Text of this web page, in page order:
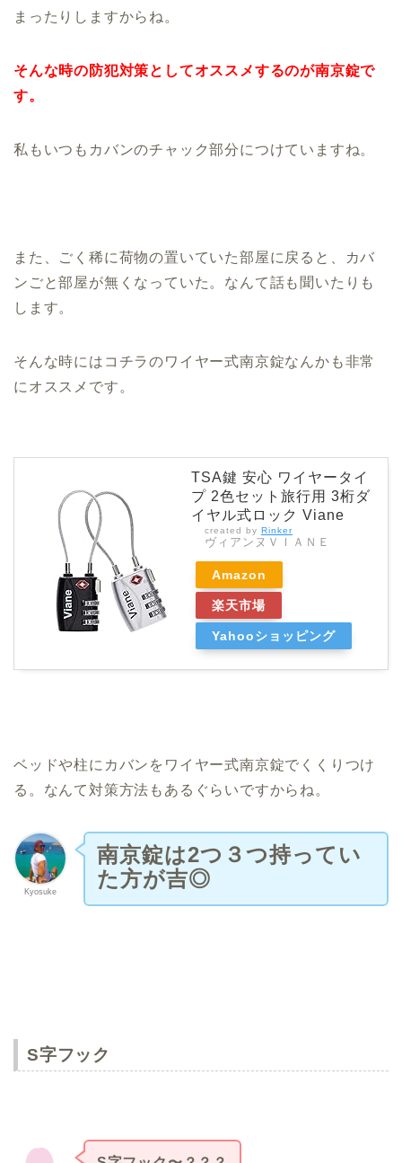
まったりしますからね。
そんな時の防犯対策としてオススメするのが南京錠で
す。
私もいつもカバンのチャック部分につけていますね。
また、ごく稀に荷物の置いていた部屋に戻ると、カバ
ンごと部屋が無くなっていた。なんて話も聞いたりも
します。
そんな時にはコチラのワイヤー式南京錠なんかも非常
にオススメです。
TSA鍵 安心 ワイヤータイ
プ 2色セット旅行用 3桁ダ
イヤル式ロック Viane
created by Rinker
ヴィアンヌＶＩＡＮＥ
Amazon
楽天市場
Yahooショッピング
ベッドや柱にカバンをワイヤー式南京錠でくくりつけ
る。なんて対策方法もあるぐらいですからね。
Kyosuke
南京錠は2つ３つ持ってい
た方が吉◎
S字フック